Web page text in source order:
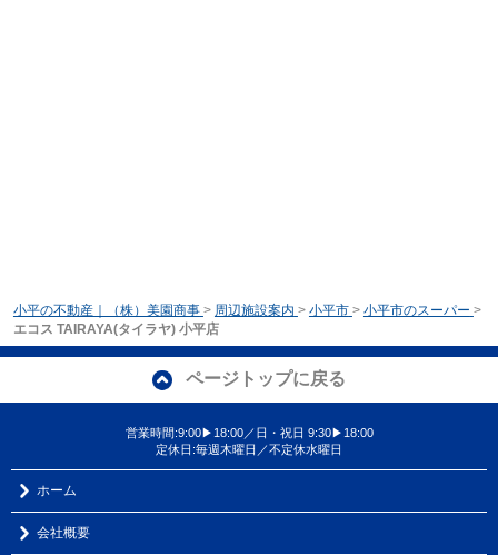
小平の不動産｜（株）美園商事 > 周辺施設案内 > 小平市 > 小平市のスーパー >
エコス TAIRAYA(タイラヤ) 小平店
ページトップに戻る
営業時間:9:00▶18:00／日・祝日 9:30▶18:00
定休日:毎週木曜日／不定休水曜日
ホーム
会社概要